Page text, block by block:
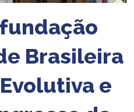
Brasileira
e